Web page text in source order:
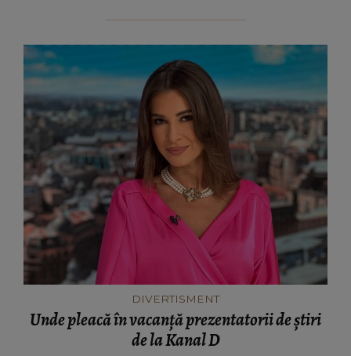
DIVERTISMENT
Unde pleacă în vacanță prezentatorii de știri
de la Kanal D